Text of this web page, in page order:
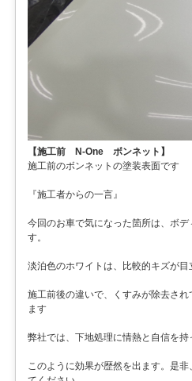
【施工前 N-One ボンネット】
施工前のボンネットの塗装表面です
『施工者からの一言』
今回のお車で気になった箇所は、ボ
す。
淡泊色のホワイトは、比較的キズが目
施工前後の違いで、くすみが除去され
ます
弊社では、下地処理に情熱と自信を持
このように効果が歴然を出ます。是